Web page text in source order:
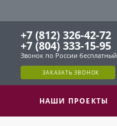
+7 (812) 326-42-72
+7 (804) 333-15-95
Звонок по России бесплатный
ЗАКАЗАТЬ ЗВОНОК
НАШИ ПРОЕКТЫ